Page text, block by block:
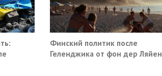
Финский политик после
Геленджика от фон дер Ляйен